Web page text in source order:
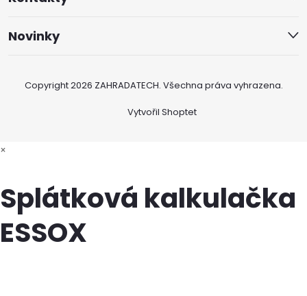
Novinky
Vytvořil Shoptet
Copyright 2026 ZAHRADATECH. Všechna práva vyhrazena.
×
Splátková kalkulačka
ESSOX